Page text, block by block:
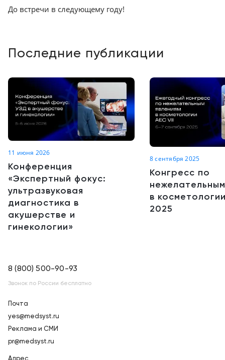
До встречи в следующему году!
Последние публикации
11 июня 2026
Конференция
«Экспертный фокус:
ультразвуковая
диагностика в
акушерстве и
гинекологии»
8 сентября 2025
Конгресс по
в
2025
8 (800) 500-90-93
Звонок по России бесплатно
Почта
yes@medsyst.ru
Реклама и СМИ
pr@medsyst.ru
Адрес